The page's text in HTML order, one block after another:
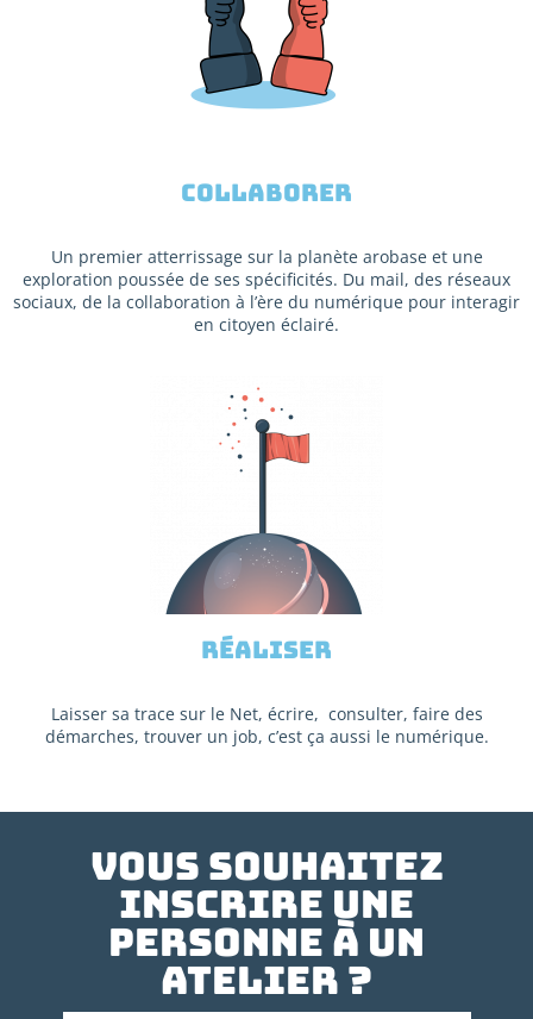
Collaborer
Un premier atterrissage sur la planète arobase et une
exploration poussée de ses spécificités. Du mail, des réseaux
sociaux, de la collaboration à l’ère du numérique pour interagir
en citoyen éclairé.
Réaliser
Laisser sa trace sur le Net, écrire, consulter, faire des
démarches, trouver un job, c’est ça aussi le numérique.
Vous souhaitez
inscrire une
personne à un
atelier ?